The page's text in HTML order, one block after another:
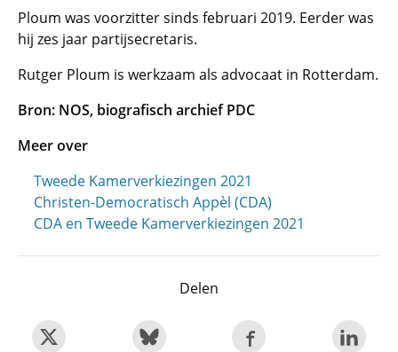
Ploum was voorzitter sinds februari 2019. Eerder was
hij zes jaar partijsecretaris.
Rutger Ploum is werkzaam als advocaat in Rotterdam.
Bron: NOS, biografisch archief PDC
Meer over
Tweede Kamerverkiezingen 2021
Christen-Democratisch Appèl (CDA)
CDA en Tweede Kamerverkiezingen 2021
Delen